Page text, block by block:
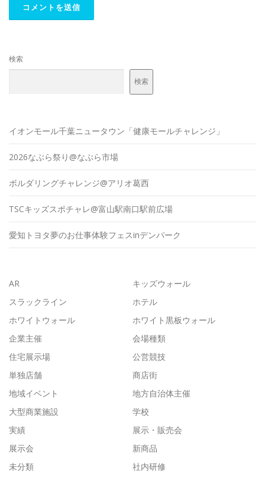
検索
検索
イオンモール千葉ニュータウン「健康モールチャレンジ」
2026なぶら祭り@なぶら市場
ボルダリングチャレンジ@アリオ葛西
TSCキッズスポチャレ@富山駅南口駅前広場
愛知トヨタ夢のお仕事体験フェスinデンパーク
AR
キッズウォール
スラックライン
ホテル
ホワイトウォール
ホワイト黒板ウォール
企業主催
会場種類
住宅展示場
公営競技
単独店舗
商店街
地域イベント
地方自治体主催
大型商業施設
学校
実績
展示・販売会
展示会
新商品
未分類
社内研修